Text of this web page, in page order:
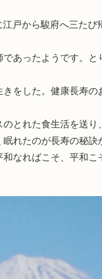
戸から駿府へ三た
あったようです。
をした。健康長寿
とれた食生活を送
れたのが長寿の秘訣
なればこそ、平和こ